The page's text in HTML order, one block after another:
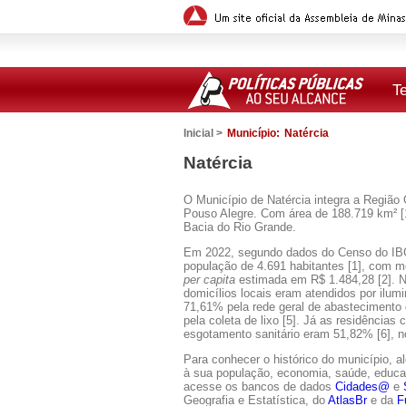
Inicial > Município: Natércia
Natércia
O Município de Natércia integra a Região
Pouso Alegre. Com área de 188.719
Bacia do Rio Grande.
Em 2022, segundo dados do Censo do
população de 4.691 habitantes [1], com
per capita estimada em R$ 1.484,28 [2].
domicílios locais eram atendidos por
71,61% pela rede geral de
pela coleta de lixo [5]. Já as residências
esgotamento sanitário eram 51,82% [6],
Para conhecer o histórico do município,
à sua população, economia, saúde,
acesse os bancos de dados Cidades@ e
Geografia e Estatística, do AtlasBre da